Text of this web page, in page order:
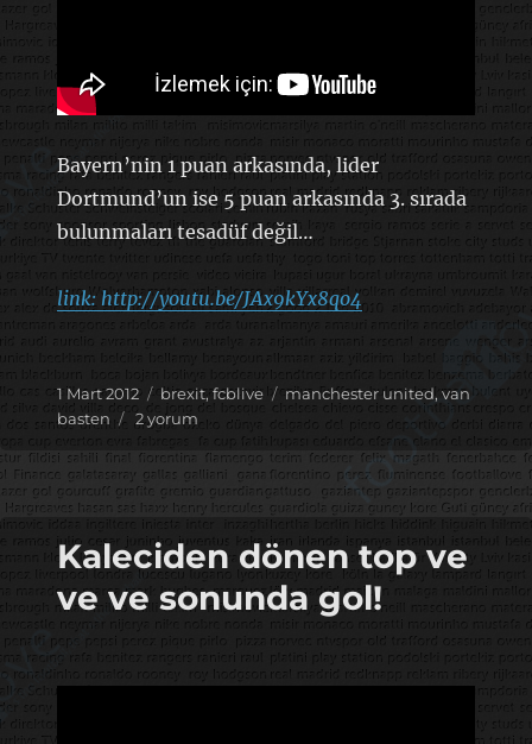
Bayern’nin 1 puan arkasında, lider
Dortmund’un ise 5 puan arkasında 3. sırada
bulunmaları tesadüf değil…
link: http://youtu.be/JAx9kYx8qo4
Yayın
tarihi
1 Mart 2012 Kategoriler
brexit, fcblive Etiketler
manchester united, van
basten
Keyif
Borussia
Mönchengladbach
için
2 yorum
Kaleciden dönen top ve
ve ve sonunda gol!